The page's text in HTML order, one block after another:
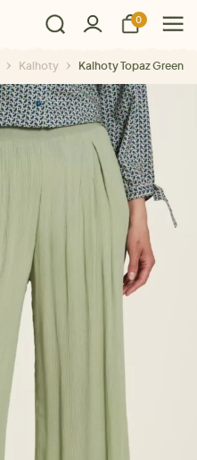
0
Kalhoty Kalhoty Topaz Green